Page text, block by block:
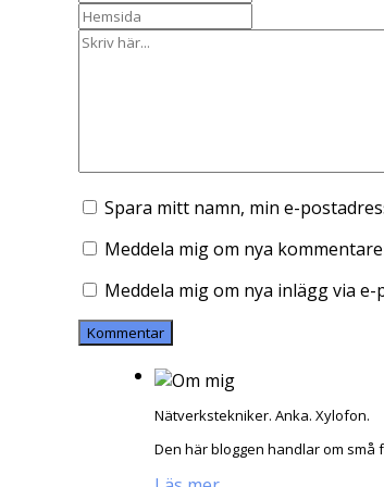
Spara mitt namn, min e-
Meddela mig om nya
Meddela mig om nya inlägg via e-
Nätverkstekniker. Anka. Xylofon.
Den här bloggen handlar om små